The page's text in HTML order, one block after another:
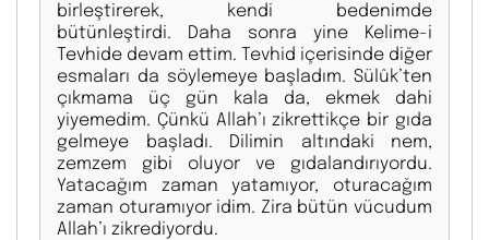
birleştirerek, kendi bedenimde
bütünleştirdi. Daha sonra yine Kelime-i
Tevhide devam ettim. Tevhid içerisinde diğer
esmaları da söylemeye başladım. Sülûk’ten
çıkmama üç gün kala da, ekmek dahi
yiyemedim. Çünkü Allah’ı zikrettikçe bir gıda
gelmeye başladı. Dilimin altındaki nem,
zemzem gibi oluyor ve gıdalandırıyordu.
Yatacağım zaman yatamıyor, oturacağım
zaman oturamıyor idim. Zira bütün vücudum
Allah’ı zikrediyordu.